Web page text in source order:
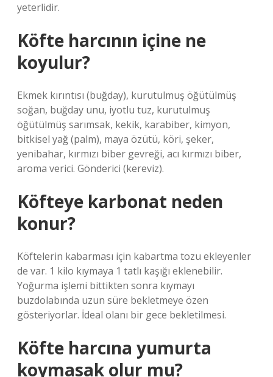
yeterlidir.
Köfte harcının içine ne
koyulur?
Ekmek kırıntısı (buğday), kurutulmuş öğütülmüş
soğan, buğday unu, iyotlu tuz, kurutulmuş
öğütülmüş sarımsak, kekik, karabiber, kimyon,
bitkisel yağ (palm), maya özütü, köri, şeker,
yenibahar, kırmızı biber gevreği, acı kırmızı biber,
aroma verici. Gönderici (kereviz).
Köfteye karbonat neden
konur?
Köftelerin kabarması için kabartma tozu ekleyenler
de var. 1 kilo kıymaya 1 tatlı kaşığı eklenebilir.
Yoğurma işlemi bittikten sonra kıymayı
buzdolabında uzun süre bekletmeye özen
gösteriyorlar. İdeal olanı bir gece bekletilmesi.
Köfte harcına yumurta
koymasak olur mu?